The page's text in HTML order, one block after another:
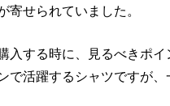
せられていました。
入する時に、見るべきポ
で活躍するシャツですが